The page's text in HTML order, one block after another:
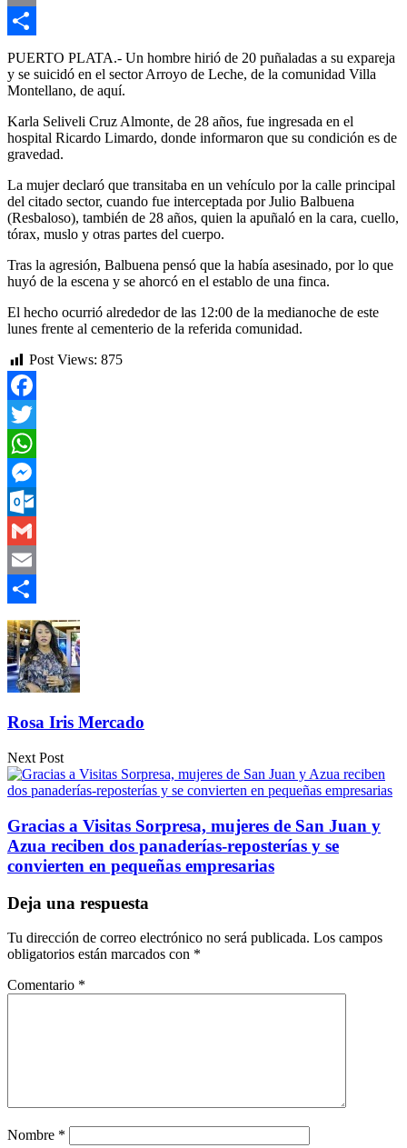
Email
Compartir
PUERTO PLATA.- Un hombre hirió de 20 puñaladas a su expareja
y se suicidó en el sector Arroyo de Leche, de la comunidad Villa
Montellano, de aquí.
Karla Seliveli Cruz Almonte, de 28 años, fue ingresada en el
hospital Ricardo Limardo, donde informaron que su condición es de
gravedad.
La mujer declaró que transitaba en un vehículo por la calle principal
del citado sector, cuando fue interceptada por Julio Balbuena
(Resbaloso), también de 28 años, quien la apuñaló en la cara, cuello,
tórax, muslo y otras partes del cuerpo.
Tras la agresión, Balbuena pensó que la había asesinado, por lo que
huyó de la escena y se ahorcó en el establo de una finca.
El hecho ocurrió alrededor de las 12:00 de la medianoche de este
lunes frente al cementerio de la referida comunidad.
Post Views: 875
Facebook
Twitter
WhatsApp
Messenger
Outlook.com
Gmail
Email
Compartir
Rosa Iris Mercado
Next Post
Gracias a Visitas Sorpresa, mujeres de San Juan y
Azua reciben dos panaderías-reposterías y se
convierten en pequeñas empresarias
Deja una respuesta
Tu dirección de correo electrónico no será publicada. Los campos
obligatorios están marcados con *
Comentario *
Nombre *